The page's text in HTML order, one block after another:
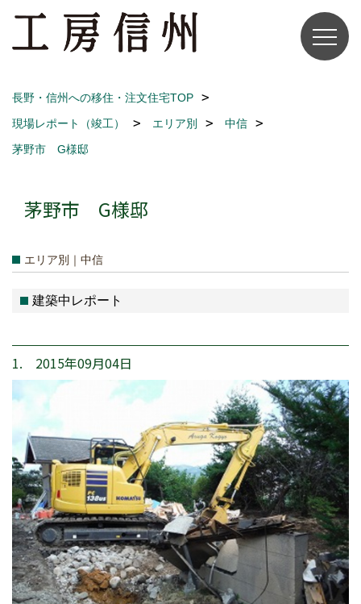
長野・信州への移住・注文住宅TOP
現場レポート（竣工）
エリア別
中信
茅野市 G様邸
茅野市 G様邸
エリア別｜中信
建築中レポート
1. 2015年09月04日